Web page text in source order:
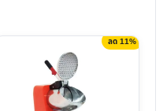
ลด 11%